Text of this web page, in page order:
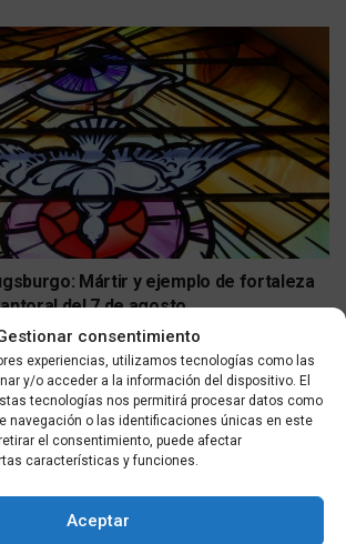
consentimiento
experiencias, utilizamos tecnologías como las
y/o acceder a la información del dispositivo. El
tecnologías nos permitirá procesar datos como
navegación o las identificaciones únicas en este
el consentimiento, puede afectar
características y funciones.
Aceptar
Mártir y ejemplo de fortaleza
del 7 de agosto
07/08/2026